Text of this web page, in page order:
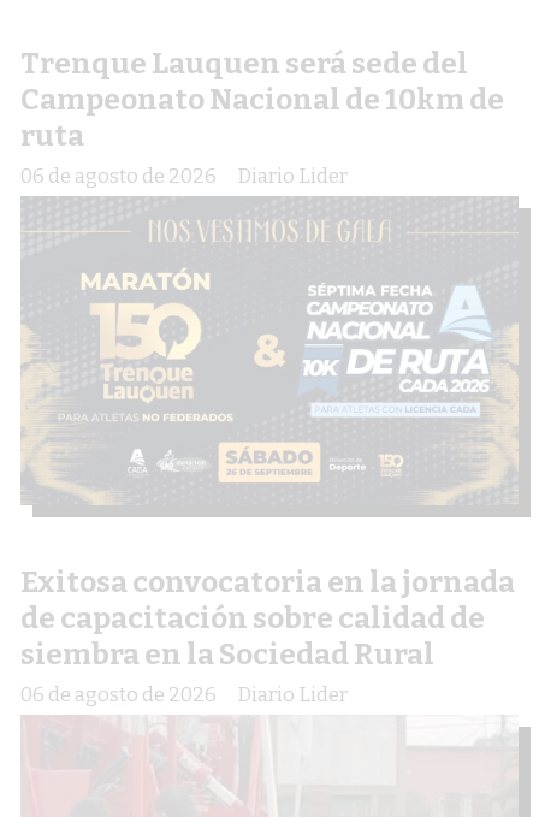
Trenque Lauquen será sede del
Campeonato Nacional de 10km de
ruta
Diario Lider
06 de agosto de 2026
Exitosa convocatoria en la jornada
de capacitación sobre calidad de
siembra en la Sociedad Rural
Diario Lider
06 de agosto de 2026